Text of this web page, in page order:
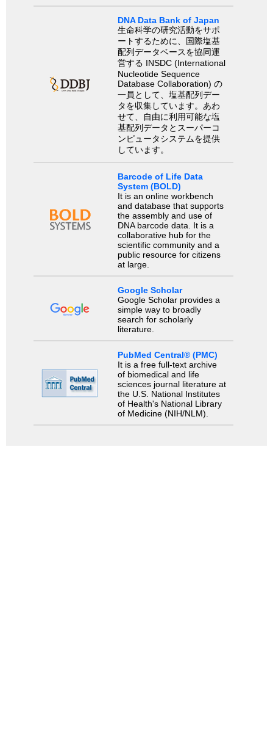
DNA Data Bank of Japan
生命科学の研究活動をサポ
ートするために、国際塩基
配列データベースを協同運
営する INSDC (International
Nucleotide Sequence
Database Collaboration) の
一員として、塩基配列デー
タを収集しています。あわ
せて、自由に利用可能な塩
基配列データとスーパーコ
ンピュータシステムを提供
しています。
Barcode of Life Data
System (BOLD)
It is an online workbench
and database that supports
the assembly and use of
DNA barcode data. It is a
collaborative hub for the
scientific community and a
public resource for citizens
at large.
Google Scholar
Google Scholar provides a
simple way to broadly
search for scholarly
literature.
PubMed Central® (PMC)
It is a free full-text archive
of biomedical and life
sciences journal literature at
the U.S. National Institutes
of Health's National Library
of Medicine (NIH/NLM).